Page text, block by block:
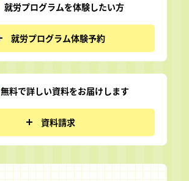
就労プログラムを体験したい方
就労プログラム体験予約
無料で詳しい資料をお届けします
資料請求